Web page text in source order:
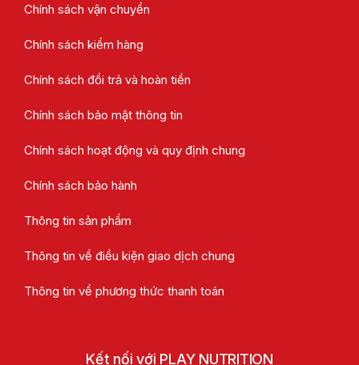
Chính sách vận chuyển
Chính sách kiểm hàng
Chính sách đổi trả và hoàn tiền
Chính sách bảo mật thông tin
Chính sách hoạt động và quy định chung
Chính sách bảo hành
Thông tin sản phẩm
Thông tin về điều kiện giao dịch chung
Thông tin về phương thức thanh toán
Kết nối với PLAY NUTRITION